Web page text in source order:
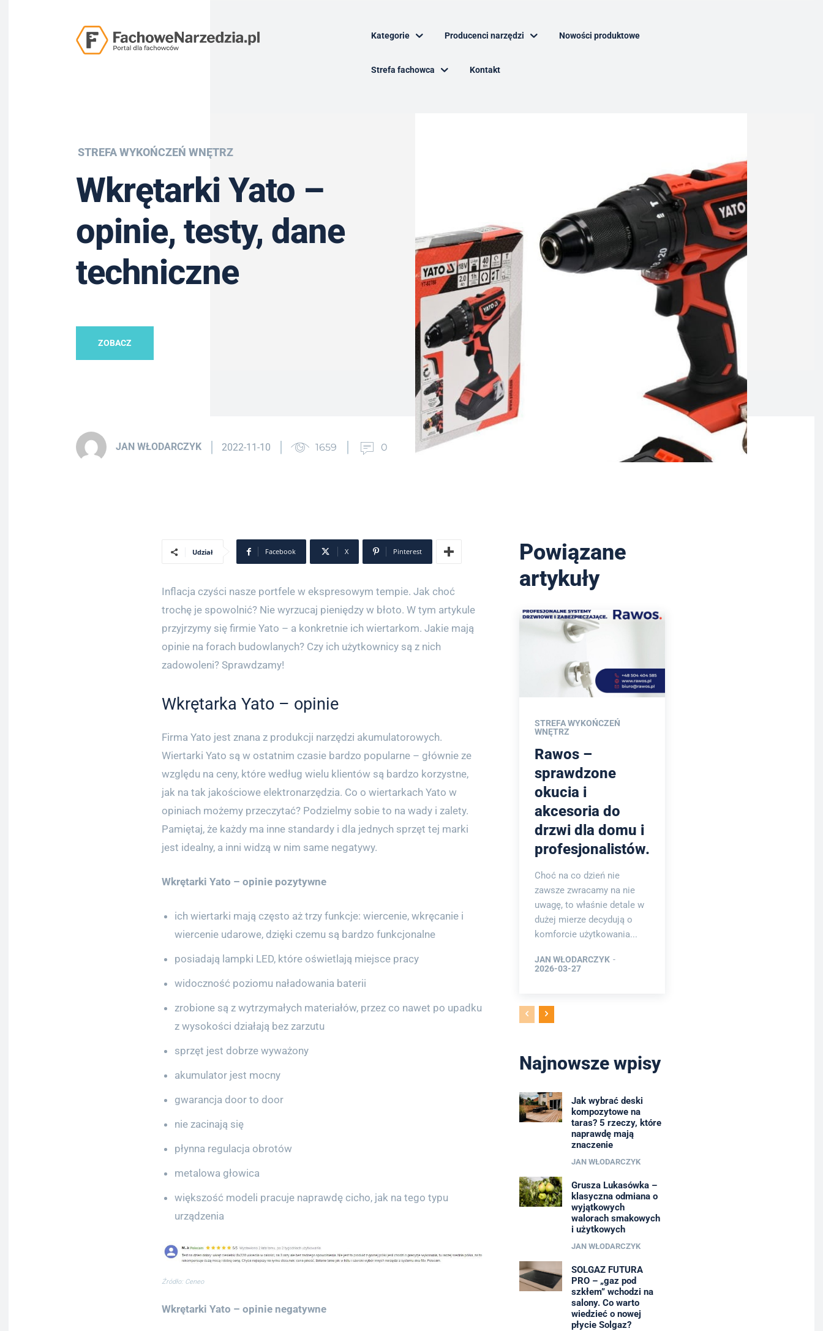
Kategorie Producenci narzędzi Nowości produktowe
Strefa fachowca Kontakt
STREFA WYKOŃCZEŃ WNĘTRZ
Wkrętarki Yato –
opinie, testy, dane
techniczne
ZOBACZ
JAN WŁODARCZYK 2022-11-10 1659 0
Udział Facebook X Pinterest
Inflacja czyści nasze portfele w ekspresowym tempie. Jak choć
trochę je spowolnić? Nie wyrzucaj pieniędzy w błoto. W tym artykule
przyjrzymy się firmie Yato – a konkretnie ich wiertarkom. Jakie mają
opinie na forach budowlanych? Czy ich użytkownicy są z nich
zadowoleni? Sprawdzamy!
Wkrętarka Yato – opinie
Firma Yato jest znana z produkcji narzędzi akumulatorowych.
Wiertarki Yato są w ostatnim czasie bardzo popularne – głównie ze
względu na ceny, które według wielu klientów są bardzo korzystne,
jak na tak jakościowe elektronarzędzia. Co o wiertarkach Yato w
opiniach możemy przeczytać? Podzielmy sobie to na wady i zalety.
Pamiętaj, że każdy ma inne standardy i dla jednych sprzęt tej marki
jest idealny, a inni widzą w nim same negatywy.
Wkrętarki Yato – opinie pozytywne
ich wiertarki mają często aż trzy funkcje: wiercenie, wkręcanie i
wiercenie udarowe, dzięki czemu są bardzo funkcjonalne
posiadają lampki LED, które oświetlają miejsce pracy
widoczność poziomu naładowania baterii
zrobione są z wytrzymałych materiałów, przez co nawet po upadku
z wysokości działają bez zarzutu
sprzęt jest dobrze wyważony
akumulator jest mocny
gwarancja door to door
nie zacinają się
płynna regulacja obrotów
metalowa głowica
większość modeli pracuje naprawdę cicho, jak na tego typu
urządzenia
Źródło: Ceneo
Wkrętarki Yato – opinie negatywne
Powiązane
artykuły
STREFA WYKOŃCZEŃ
WNĘTRZ
Rawos –
sprawdzone
okucia i
akcesoria do
drzwi dla domu i
profesjonalistów.
Choć na co dzień nie
zawsze zwracamy na nie
uwagę, to właśnie detale w
dużej mierze decydują o
komforcie użytkowania...
JAN WŁODARCZYK -
2026-03-27
Najnowsze wpisy
Jak wybrać deski
kompozytowe na
taras? 5 rzeczy, które
naprawdę mają
znaczenie
JAN WŁODARCZYK
Grusza Lukasówka –
klasyczna odmiana o
wyjątkowych
walorach smakowych
i użytkowych
JAN WŁODARCZYK
SOLGAZ FUTURA
PRO – „gaz pod
szkłem” wchodzi na
salony. Co warto
wiedzieć o nowej
płycie Solgaz?